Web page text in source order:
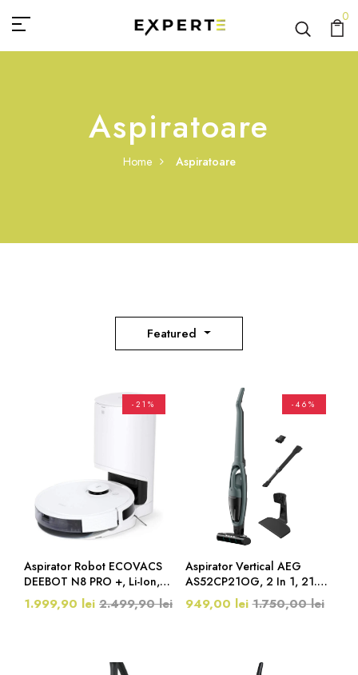
0
Aspiratoare
Home Aspiratoare
Featured
-21%
Aspirator Robot ECOVACS
DEEBOT N8 PRO +, Li-Ion,
3200mAh, Autonomie 110
Min, Compatibil Google
1.999,90 lei 2.499,90 lei
-46%
Aspirator Vertical AEG
AS52CP21OG, 2 In 1, 21.6
V, 50 Minute, Ocean Green
949,00 lei 1.750,00 lei